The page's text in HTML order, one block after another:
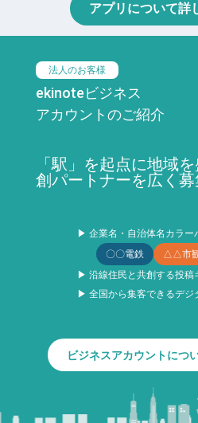
アプリについて詳
法人のお客様
ekinoteビジネス
アカウントのご紹介
「駅」を起点に地域
創パートナーを広く募
▶ 企業名・自治体名カラー
〇〇電鉄
△△市
▶ 沿線住民と共創する投稿
▶ 全国から集客できるデジ
ビジネスアカウントにつ